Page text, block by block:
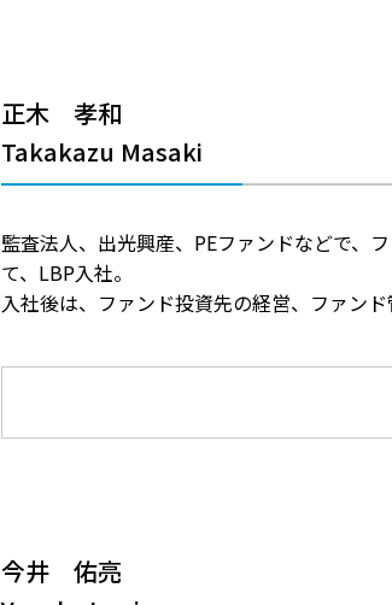
正木 孝和
Takakazu Masaki
監査法人、出光興産、PEファンドなどで、
て、LBP入社。
入社後は、ファンド投資先の経営、ファンド
今井 佑亮